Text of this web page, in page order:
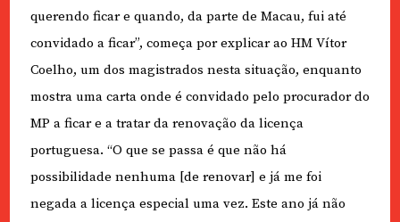
querendo ficar e quando, da parte de Macau, fui até
convidado a ficar”, começa por explicar ao HM Vítor
Coelho, um dos magistrados nesta situação, enquanto
mostra uma carta onde é convidado pelo procurador do
MP a ficar e a tratar da renovação da licença
portuguesa. “O que se passa é que não há
possibilidade nenhuma [de renovar] e já me foi
negada a licença especial uma vez. Este ano já não